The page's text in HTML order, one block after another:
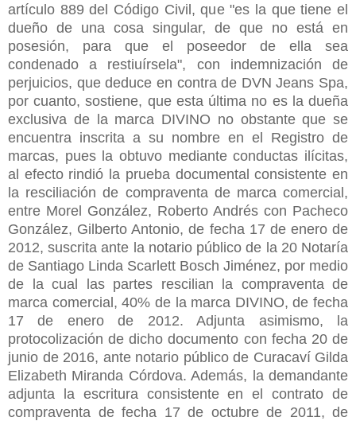
artículo 889 del Código Civil, que "es la que tiene el
dueño de una cosa singular, de que no está en
posesión, para que el poseedor de ella sea
condenado a restiuírsela", con indemnización de
perjuicios, que deduce en contra de DVN Jeans Spa,
por cuanto, sostiene, que esta última no es la dueña
exclusiva de la marca DIVINO no obstante que se
encuentra inscrita a su nombre en el Registro de
marcas, pues la obtuvo mediante conductas ilícitas,
al efecto rindió la prueba documental consistente en
la resciliación de compraventa de marca comercial,
entre Morel González, Roberto Andrés con Pacheco
González, Gilberto Antonio, de fecha 17 de enero de
2012, suscrita ante la notario público de la 20 Notaría
de Santiago Linda Scarlett Bosch Jiménez, por medio
de la cual las partes rescilian la compraventa de
marca comercial, 40% de la marca DIVINO, de fecha
17 de enero de 2012. Adjunta asimismo, la
protocolización de dicho documento con fecha 20 de
junio de 2016, ante notario público de Curacaví Gilda
Elizabeth Miranda Córdova. Además, la demandante
adjunta la escritura consistente en el contrato de
compraventa de fecha 17 de octubre de 2011, de